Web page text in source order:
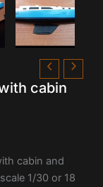
cabin
cabin and
1/30 or 18